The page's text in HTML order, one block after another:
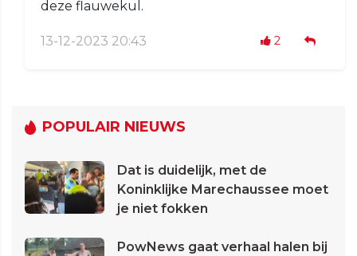
deze flauwekul.
13-12-2023 20:43 2
POPULAIR NIEUWS
Dat is duidelijk, met de
Koninklijke Marechaussee moet
je niet fokken
PowNews gaat verhaal halen bij